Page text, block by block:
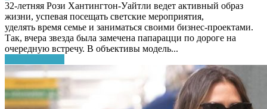
32-летняя Рози Хантингтон-Уайтли ведет активный образ
жизни, успевая посещать светские мероприятия,
уделять время семье и заниматься своими бизнес-проектами.
Так, вчера звезда была замечена папарацци по дороге на
очередную встречу. В объективы модель...